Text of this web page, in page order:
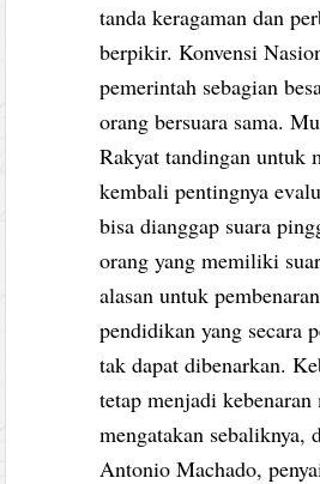
tanda keragaman dan
berpikir. Konvensi
pemerintah sebagian
orang bersuara sama.
Rakyat tandingan untuk
kembali pentingnya
bisa dianggap suara
orang yang memiliki
alasan untuk
pendidikan yang secara
tak dapat dibenarkan.
tetap menjadi
mengatakan sebaliknya,
Antonio Machado,